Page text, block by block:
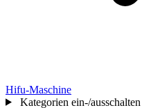
Hifu-Maschine
Kategorien ein-/ausschalten